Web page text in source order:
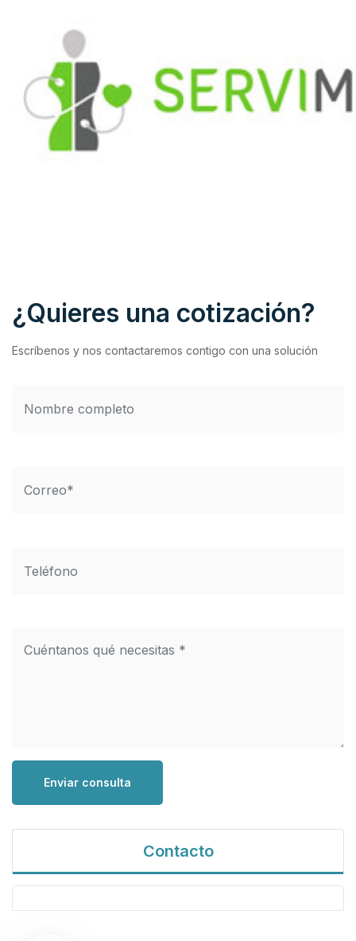
¿Quieres una cotización?
Escríbenos y nos contactaremos contigo con una solución
Enviar consulta
Contacto